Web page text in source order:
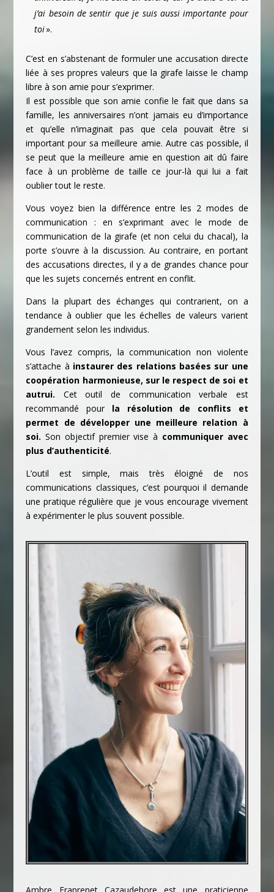
j’ai besoin de sentir que je suis aussi importante pour
toi».
C’est en s’abstenant de formuler une accusation directe
liée à ses propres valeurs que la girafe laisse le champ
libre à son amie pour s’exprimer.
Il est possible que son amie confie le fait que dans sa
famille, les anniversaires n’ont jamais eu d’importance
et qu’elle n’imaginait pas que cela pouvait être si
important pour sa meilleure amie. Autre cas possible, il
se peut que la meilleure amie en question ait dû faire
face à un problème de taille ce jour-là qui lui a fait
oublier tout le reste.
Vous voyez bien la différence entre les 2 modes de
communication : en s’exprimant avec le mode de
communication de la girafe (et non celui du chacal), la
porte s’ouvre à la discussion. Au contraire, en portant
des accusations directes, il y a de grandes chance pour
que les sujets concernés entrent en conflit.
Dans la plupart des échanges qui contrarient, on a
tendance à oublier que les échelles de valeurs varient
grandement selon les individus.
Vous l’avez compris, la communication non violente
s’attache à instaurer des relations basées sur une
coopération harmonieuse, sur le respect de soi et
autrui. Cet outil de communication verbale est
recommandé pour la résolution de conflits et
permet de développer une meilleure relation à
soi. Son objectif premier vise à communiquer avec
plus d’authenticité.
L’outil est simple, mais très éloigné de nos
communications classiques, c’est pourquoi il demande
une pratique régulière que je vous encourage vivement
à expérimenter le plus souvent possible.